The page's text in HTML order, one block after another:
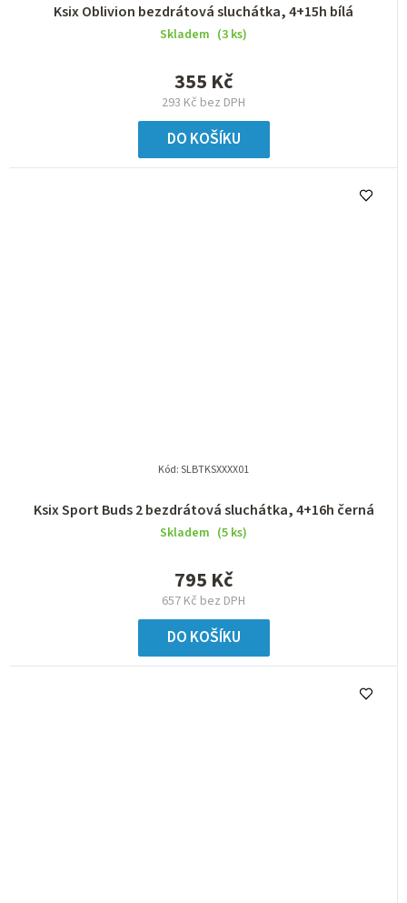
Ksix Oblivion bezdrátová sluchátka, 4+15h bílá
Skladem (3 ks)
293 Kč bez DPH
355 Kč
DO KOŠÍKU
Ksix Sport Buds 2 bezdrátová sluchátka, 4+16h černá
Skladem (5 ks)
657 Kč bez DPH
795 Kč
DO KOŠÍKU
Kód:SLBTKSXXXX01